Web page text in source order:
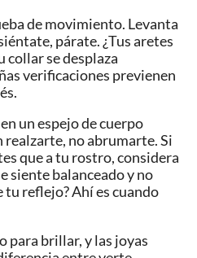
de movimiento. Levanta
párate. ¿Tus aretes
collar se desplaza
verificaciones previenen
un espejo de cuerpo
realzarte, no abrumarte. Si
que a tu rostro, considera
siente balanceado y no
reflejo? Ahí es cuando
para brillar, y las joyas